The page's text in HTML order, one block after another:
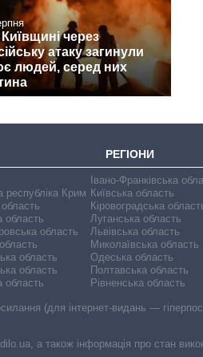
через
атаку загинули
людей, серед них
РЕГІОНИ
республіка Крим
область
область
область
область
область
Івано-Франківська
Київська область
Кіровоградська
Луганська область
Львівська область
Миколаївська область
Одеська область
Полтавська область
Рівненська область
(для інтернет-видань —
а також інформація про стан